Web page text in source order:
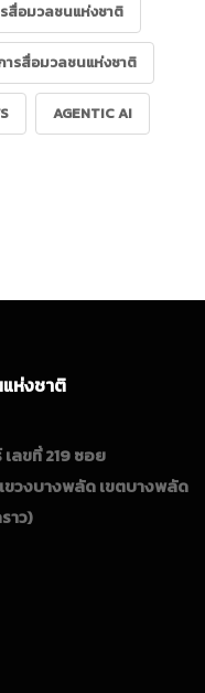
สื่อมวลชนแห่งชาติ
ารสื่อมวลชนแห่งชาติ
AGENTIC AI
ห่งชาติ
ลขที่ 219 ซอย
วงบางพลัด เขตบางพลัด
าว)